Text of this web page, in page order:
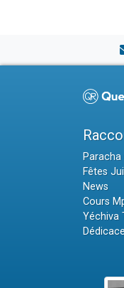
Fêtes
News
Cours
Yéchiva